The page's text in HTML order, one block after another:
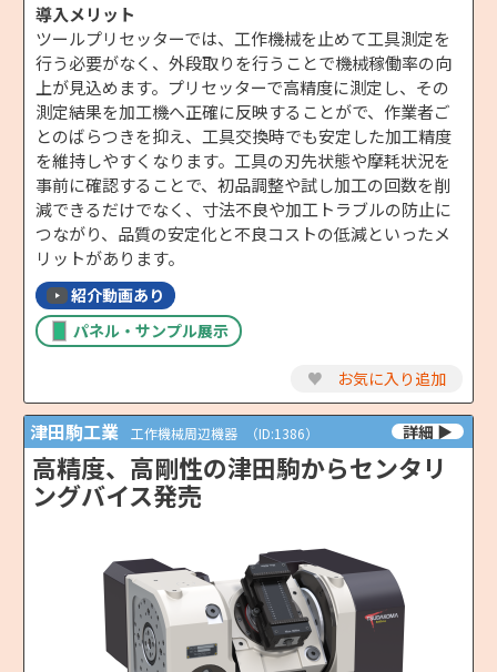
導入メリット
ツールプリセッターでは、工作機械を止めて工具測定を
行う必要がなく、外段取りを行うことで機械稼働率の向
上が見込めます。プリセッターで高精度に測定し、その
測定結果を加工機へ正確に反映することがで、作業者ご
とのばらつきを抑え、工具交換時でも安定した加工精度
を維持しやすくなります。工具の刃先状態や摩耗状況を
事前に確認することで、初品調整や試し加工の回数を削
減できるだけでなく、寸法不良や加工トラブルの防止に
つながり、品質の安定化と不良コストの低減といったメ
リットがあります。
紹介動画あり
パネル・サンプル展示
♥ お気に入り追加
津田駒工業 工作機械周辺機器 （ID:1386）
高精度、高剛性の津田駒からセンタリ
ングバイス発売